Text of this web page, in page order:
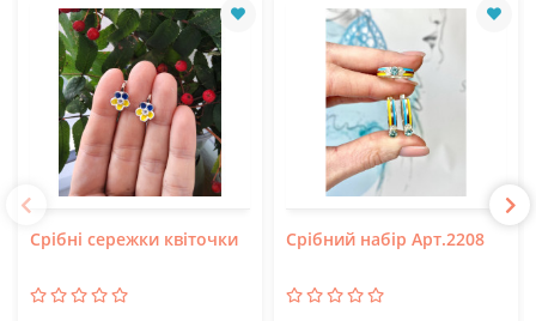
Срібні сережки квіточки Срібний набір Арт.2208